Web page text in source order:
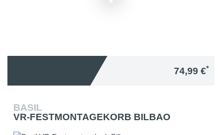
74,99 €*
BASIL
VR-FESTMONTAGEKORB BILBAO